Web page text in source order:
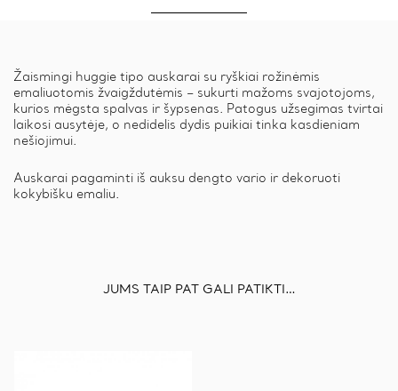
Žaismingi huggie tipo auskarai su ryškiai rožinėmis
emaliuotomis žvaigždutėmis – sukurti mažoms svajotojoms,
kurios mėgsta spalvas ir šypsenas. Patogus užsegimas tvirtai
laikosi ausytėje, o nedidelis dydis puikiai tinka kasdieniam
nešiojimui.
Auskarai pagaminti iš auksu dengto vario ir dekoruoti
kokybišku emaliu.
JUMS TAIP PAT GALI PATIKTI…